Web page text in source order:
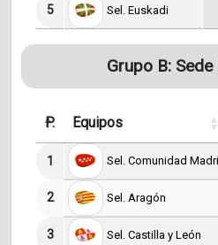
5 Sel. Euskadi
Grupo B:
P. Equipos
1 Sel. Comunidad
2 Sel. Aragón
3 Sel. Castilla y León